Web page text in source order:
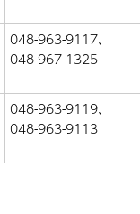
048-963-9117、
048-967-1325
048-963-9119、
048-963-9113